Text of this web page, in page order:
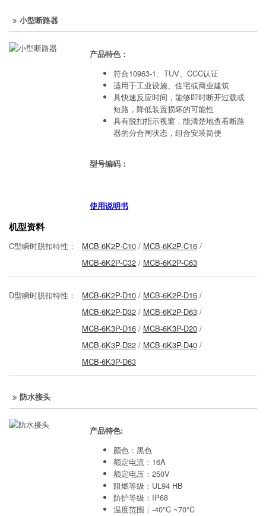
小型断路器
产品特色：
符合10963-1、TUV、CCC认证
适用于工业设施、住宅或商业建筑
具快速反应时间，能够即时断开过载或
短路，降低装置损坏的可能性
具有脱扣指示视窗，能清楚地查看断路
器的分合闸状态，组合安装简便
型号编码：
使用说明书
机型资料
C型瞬时脱扣特性： MCB-6K2P-C10 / MCB-6K2P-C16 /
MCB-6K2P-C32 / MCB-6K2P-C63
D型瞬时脱扣特性： MCB-6K2P-D10 / MCB-6K2P-D16 /
MCB-6K2P-D32 / MCB-6K2P-D63 /
MCB-6K3P-D16 / MCB-6K3P-D20 /
MCB-6K3P-D32 / MCB-6K3P-D40 /
MCB-6K3P-D63
防水接头
产品特色:
颜色：黑色
额定电流：16A
额定电压：250V
阻燃等级：UL94 HB
防护等级：IP68
温度范围：-40°C ~70°C